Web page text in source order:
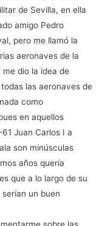
de Sevilla, en ella
amigo Pedro
pero me llamó la
aeronaves de la
me dio la idea de
las aeronaves de
como
en aquellos
Juan Carlos I a
son minúsculas
años quería
que a lo largo de su
un buen